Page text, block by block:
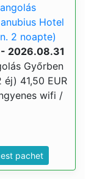
Hotel
2 noapte)
2026.08.31
Győrben
41,50 EUR
wifi /
pachet